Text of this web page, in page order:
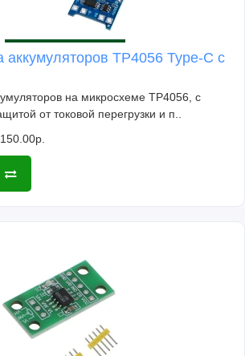
TP4056 Type-C с
на микросхеме TP4056, с
от токовой перегрузки и п..